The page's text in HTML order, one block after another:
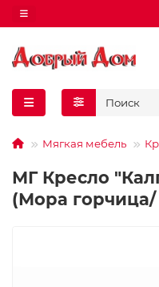
Мягкая мебель
МГ Кресло
(Мора